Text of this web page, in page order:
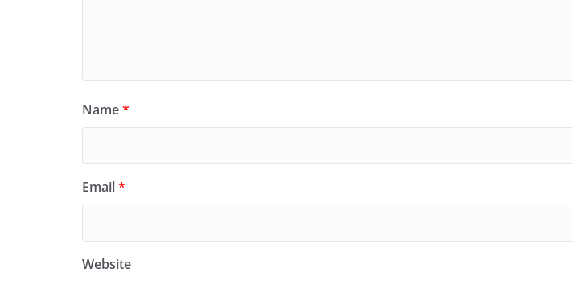
Name*
Email*
Website